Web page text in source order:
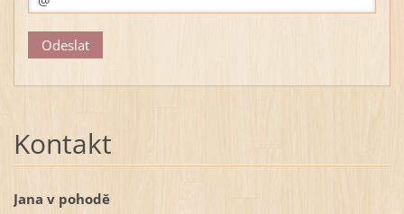
Kontakt
Jana v pohodě